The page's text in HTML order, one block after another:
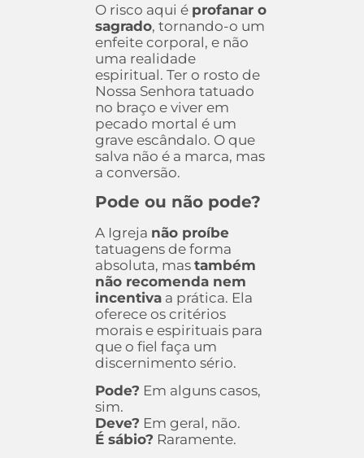
O risco aqui é profanar o
sagrado, tornando-o um
enfeite corporal, e não
uma realidade
espiritual. Ter o rosto de
Nossa Senhora tatuado
no braço e viver em
pecado mortal é um
grave escândalo. O que
salva não é a marca, mas
a conversão.
Pode ou não pode?
A Igreja não proíbe
tatuagens de forma
absoluta, mas também
não recomenda nem
incentivaa prática. Ela
oferece os critérios
morais e espirituais para
que o fiel faça um
discernimento sério.
Pode? Em alguns casos,
sim.
Deve? Em geral, não.
É sábio? Raramente.